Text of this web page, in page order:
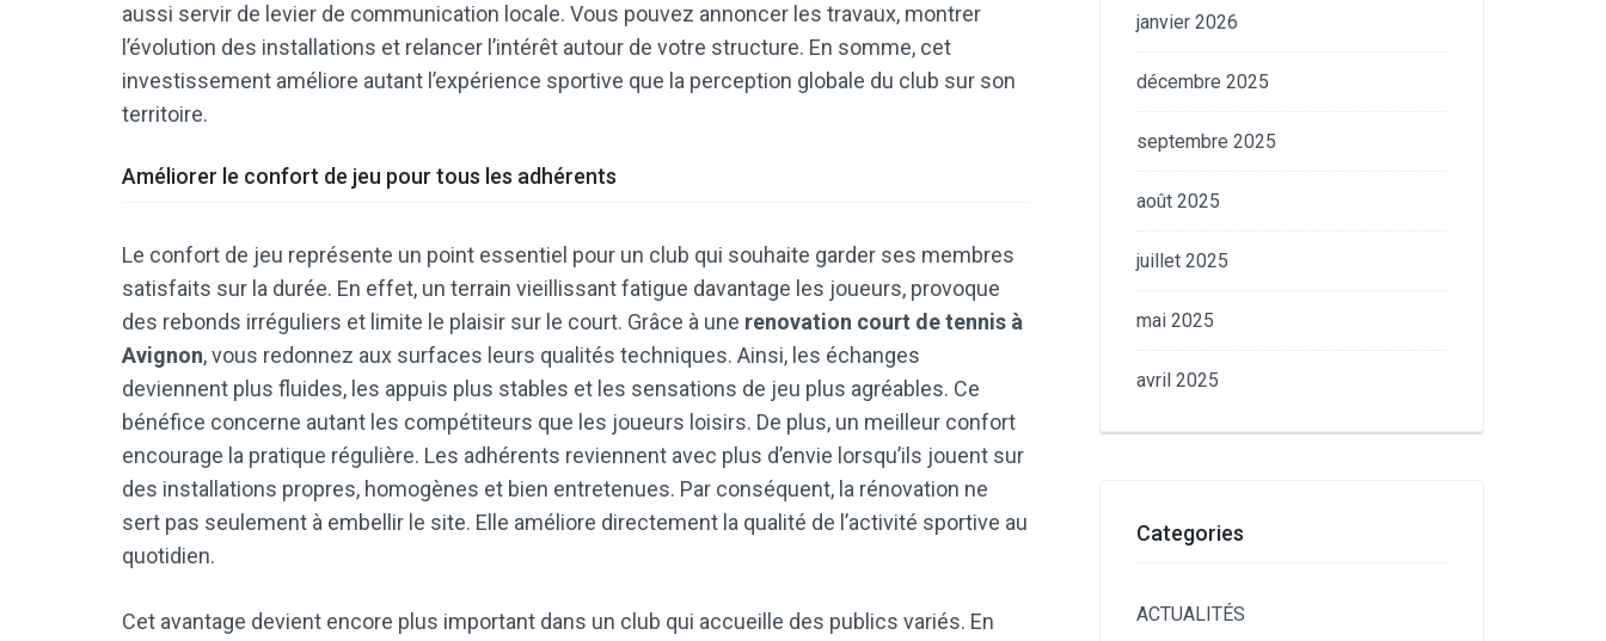
aussi servir de levier de communication locale. Vous pouvez annoncer les travaux, montrer
l’évolution des installations et relancer l’intérêt autour de votre structure. En somme, cet
investissement améliore autant l’expérience sportive que la perception globale du club sur son
territoire.
Améliorer le confort de jeu pour tous les adhérents
Le confort de jeu représente un point essentiel pour un club qui souhaite garder ses membres
satisfaits sur la durée. En effet, un terrain vieillissant fatigue davantage les joueurs, provoque
des rebonds irréguliers et limite le plaisir sur le court. Grâce à une renovation court de tennis à
Avignon, vous redonnez aux surfaces leurs qualités techniques. Ainsi, les échanges
deviennent plus fluides, les appuis plus stables et les sensations de jeu plus agréables. Ce
bénéfice concerne autant les compétiteurs que les joueurs loisirs. De plus, un meilleur confort
encourage la pratique régulière. Les adhérents reviennent avec plus d’envie lorsqu’ils jouent sur
des installations propres, homogènes et bien entretenues. Par conséquent, la rénovation ne
sert pas seulement à embellir le site. Elle améliore directement la qualité de l’activité sportive au
quotidien.
Cet avantage devient encore plus important dans un club qui accueille des publics variés. En
janvier 2026
décembre 2025
septembre 2025
août 2025
juillet 2025
mai 2025
avril 2025
Categories
ACTUALITÉS